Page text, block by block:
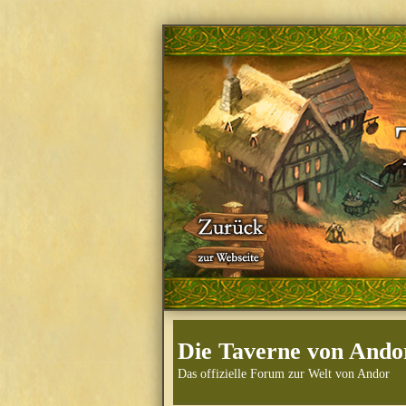
Die Taverne von
Das offizielle Forum zur Welt von Andor